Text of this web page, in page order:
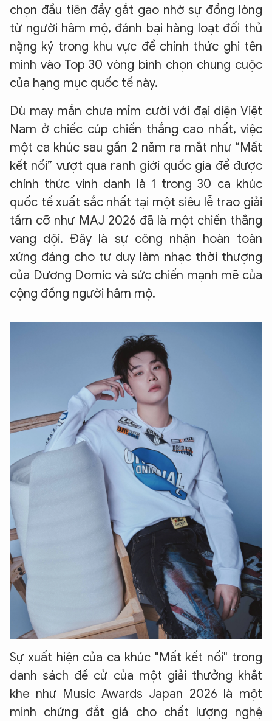
chọn đầu tiên đầy gắt gao nhờ sự đồng lòng
từ người hâm mộ, đánh bại hàng loạt đối thủ
nặng ký trong khu vực để chính thức ghi tên
mình vào Top 30 vòng bình chọn chung cuộc
của hạng mục quốc tế này.
Dù may mắn chưa mỉm cười với đại diện Việt
Nam ở chiếc cúp chiến thắng cao nhất, việc
một ca khúc sau gần 2 năm ra mắt như “Mất
kết nối” vượt qua ranh giới quốc gia để được
chính thức vinh danh là 1 trong 30 ca khúc
quốc tế xuất sắc nhất tại một siêu lễ trao giải
tầm cỡ như MAJ 2026 đã là một chiến thắng
vang dội. Đây là sự công nhận hoàn toàn
xứng đáng cho tư duy làm nhạc thời thượng
của Dương Domic và sức chiến mạnh mẽ của
cộng đồng người hâm mộ.
Sự xuất hiện của ca khúc "Mất kết nối" trong
danh sách đề cử của một giải thưởng khắt
khe như Music Awards Japan 2026 là một
minh chứng đắt giá cho chất lượng nghệ